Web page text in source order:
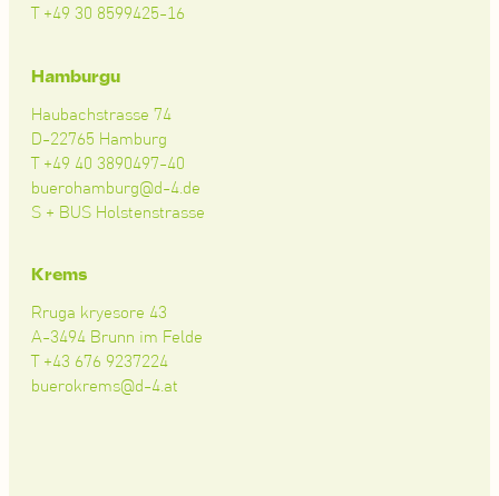
T +49 30 8599425-16
Hamburgu
Haubachstrasse 74
D-22765 Hamburg
T +49 40 3890497-40
buerohamburg@d-4.de
S + BUS Holstenstrasse
Krems
Rruga kryesore 43
A-3494 Brunn im Felde
T +43 676 9237224
buerokrems@d-4.at